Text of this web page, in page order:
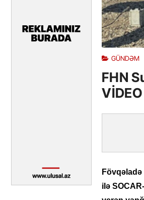
GÜNDƏM
FHN
VİDEO
Fövqəladə
ilə